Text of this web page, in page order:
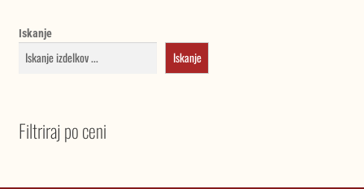
Iskanje
Iskanje
Filtriraj po ceni